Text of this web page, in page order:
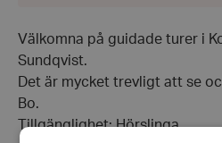
Välkomna på guidade turer i
Sundqvist.
Det är mycket trevligt att se
Bo.
Tillgänglighet: Hörslinga